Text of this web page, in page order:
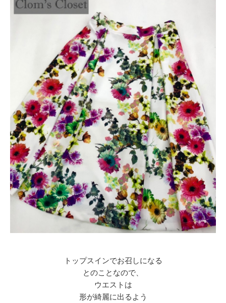
トップスインでお召しになる
とのことなので、
ウエストは
形が綺麗に出るよう